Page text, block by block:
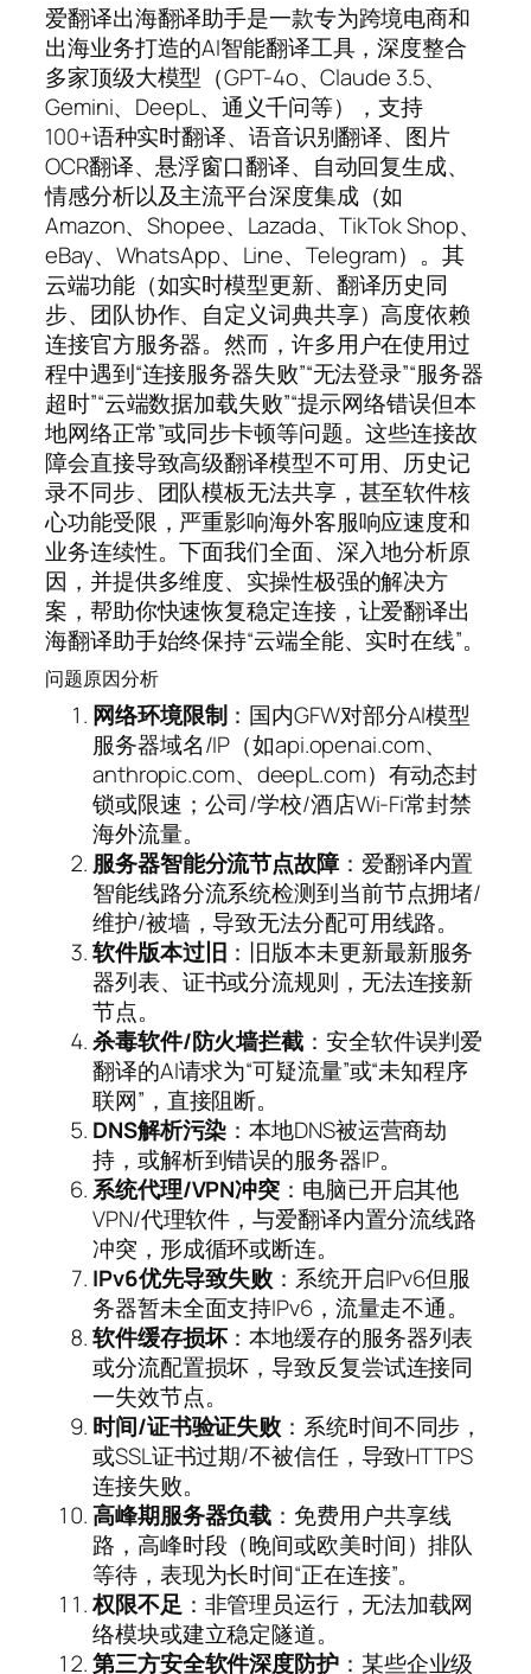
爱翻译出海翻译助手是一款专为跨境电商和
出海业务打造的AI智能翻译工具，深度整合
多家顶级大模型（GPT-4o、Claude 3.5、
Gemini、DeepL、通义千问等），支持
100+语种实时翻译、语音识别翻译、图片
OCR翻译、悬浮窗口翻译、自动回复生成、
情感分析以及主流平台深度集成（如
Amazon、Shopee、Lazada、TikTok Shop、
eBay、WhatsApp、Line、Telegram）。其
云端功能（如实时模型更新、翻译历史同
步、团队协作、自定义词典共享）高度依赖
连接官方服务器。然而，许多用户在使用过
程中遇到“连接服务器失败”“无法登录”“服务器
超时”“云端数据加载失败”“提示网络错误但本
地网络正常”或同步卡顿等问题。这些连接故
障会直接导致高级翻译模型不可用、历史记
录不同步、团队模板无法共享，甚至软件核
心功能受限，严重影响海外客服响应速度和
业务连续性。下面我们全面、深入地分析原
因，并提供多维度、实操性极强的解决方
案，帮助你快速恢复稳定连接，让爱翻译出
海翻译助手始终保持“云端全能、实时在线”。
问题原因分析
网络环境限制：国内GFW对部分AI模型
服务器域名/IP（如api.openai.com、
anthropic.com、deepL.com）有动态封
锁或限速；公司/学校/酒店Wi-Fi常封禁
海外流量。
服务器智能分流节点故障：爱翻译内置
智能线路分流系统检测到当前节点拥堵/
维护/被墙，导致无法分配可用线路。
软件版本过旧 ：旧版本未更新最新服务
器列表、证书或分流规则，无法连接新
节点。
杀毒软件/防火墙拦截 ：安全软件误判爱
翻译的AI请求为“可疑流量”或“未知程序
联网”，直接阻断。
DNS解析污染 ：本地DNS被运营商劫
持，或解析到错误的服务器IP。
系统代理/VPN冲突 ：电脑已开启其他
VPN/代理软件，与爱翻译内置分流线路
冲突，形成循环或断连。
IPv6优先导致失败 ：系统开启IPv6但服
务器暂未全面支持IPv6，流量走不通。
软件缓存损坏：本地缓存的服务器列表
或分流配置损坏，导致反复尝试连接同
一失效节点。
时间/证书验证失败 ：系统时间不同步，
或SSL证书过期/不被信任，导致HTTPS
连接失败。
高峰期服务器负载 ：免费用户共享线
路，高峰时段（晚间或欧美时间）排队
等待，表现为长时间“正在连接”。
权限不足：非管理员运行，无法加载网
络模块或建立稳定隧道。
第三方安全软件深度防护：某些企业级